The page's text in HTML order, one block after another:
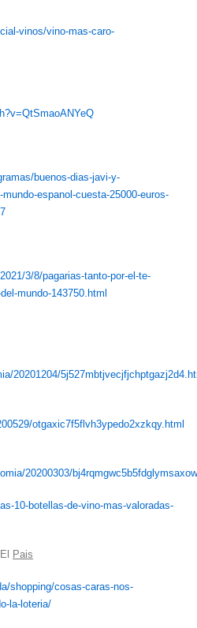
vinos/vino-mas-caro-
buenos-dias-javi-y-
espanol-cuesta-25000-euros-
3/8/pagarias-tanto-por-el-te-
mundo-143750.html
20201204/
otgaxic7f5flvh3ypedo2xzkqy.html
20200303/
10-botellas-de-vino-mas-valoradas-
Pais
shopping/cosas-caras-nos-
la-loteria/